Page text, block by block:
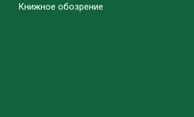
Книжное обозрение